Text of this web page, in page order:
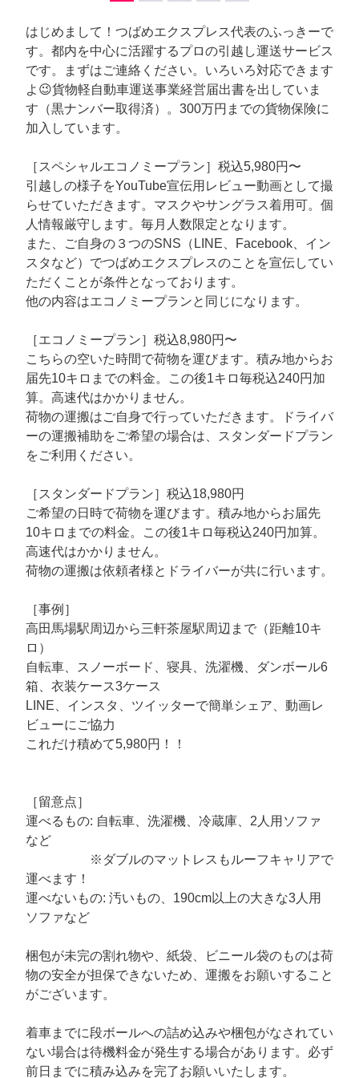
はじめまして！つばめエクスプレス代表のふっきーで
す。都内を中心に活躍するプロの引越し運送サービス
です。まずはご連絡ください。いろいろ対応できます
よ😉貨物軽自動車運送事業経営届出書を出していま
す（黒ナンバー取得済）。300万円までの貨物保険に
加入しています。
［スペシャルエコノミープラン］税込5,980円〜
引越しの様子をYouTube宣伝用レビュー動画として撮
らせていただきます。マスクやサングラス着用可。個
人情報厳守します。毎月人数限定となります。
また、ご自身の３つのSNS（LINE、Facebook、イン
スタなど）でつばめエクスプレスのことを宣伝してい
ただくことが条件となっております。
他の内容はエコノミープランと同じになります。
［エコノミープラン］税込8,980円〜
こちらの空いた時間で荷物を運びます。積み地からお
届先10キロまでの料金。この後1キロ毎税込240円加
算。高速代はかかりません。
荷物の運搬はご自身で行っていただきます。ドライバ
ーの運搬補助をご希望の場合は、スタンダードプラン
をご利用ください。
［スタンダードプラン］税込18,980円
ご希望の日時で荷物を運びます。積み地からお届先
10キロまでの料金。この後1キロ毎税込240円加算。
高速代はかかりません。
荷物の運搬は依頼者様とドライバーが共に行います。
［事例］
高田馬場駅周辺から三軒茶屋駅周辺まで（距離10キ
ロ）
自転車、スノーボード、寝具、洗濯機、ダンボール6
箱、衣装ケース3ケース
LINE、インスタ、ツイッターで簡単シェア、動画レ
ビューにご協力
これだけ積めて5,980円！！
［留意点］
運べるもの: 自転車、洗濯機、冷蔵庫、2人用ソファ
など
※ダブルのマットレスもルーフキャリアで
運べます！
運べないもの: 汚いもの、190cm以上の大きな3人用
ソファなど
梱包が未完の割れ物や、紙袋、ビニール袋のものは荷
物の安全が担保できないため、運搬をお願いすること
がございます。
着車までに段ボールへの詰め込みや梱包がなされてい
ない場合は待機料金が発生する場合があります。必ず
前日までに積み込みを完了お願いいたします。